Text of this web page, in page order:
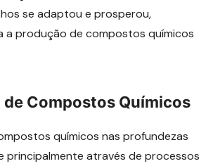
se adaptou e prosperou,
a produção de compostos químicos
de Compostos Químicos
químicos nas profundezas
principalmente através de processos